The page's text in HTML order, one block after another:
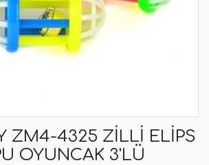
ZM4-4325 ZILLI ELIPS
OYUNCAK 3'LÜ